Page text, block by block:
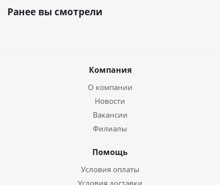
Ранее вы смотрели
Компания
О компании
Новости
Вакансии
Филиалы
Помощь
Условия оплаты
Условия доставки